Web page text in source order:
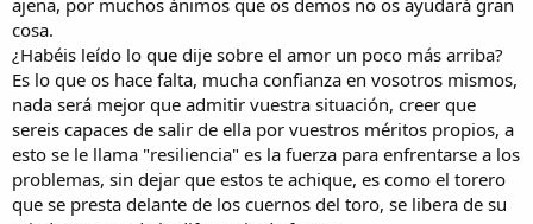
cosa.
¿Habéis leído lo que dije sobre el amor un poco más arriba?
Es lo que os hace falta, mucha confianza en vosotros mismos,
nada será mejor que admitir vuestra situación, creer que
sereis capaces de salir de ella por vuestros méritos propios, a
esto se le llama "resiliencia" es la fuerza para enfrentarse a los
problemas, sin dejar que estos te achique, es como el torero
que se presta delante de los cuernos del toro, se libera de su